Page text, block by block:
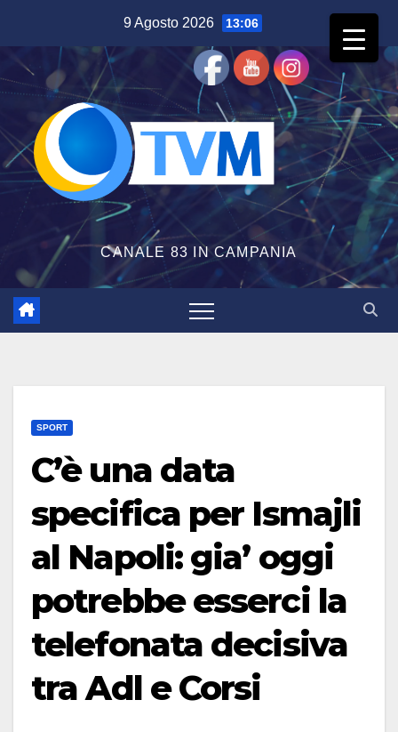
contenuto
9 Agosto 2026 13:06
CANALE 83 IN CAMPANIA
SPORT
C’è una data
specifica per Ismajli
al Napoli: gia’ oggi
potrebbe esserci la
telefonata decisiva
tra Adl e Corsi